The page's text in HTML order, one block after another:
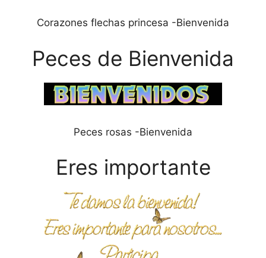
Corazones flechas princesa -Bienvenida
Peces de Bienvenida
Peces rosas -Bienvenida
Eres importante